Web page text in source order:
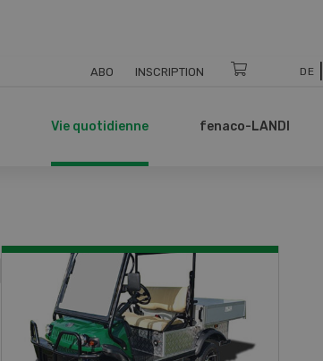
ABO INSCRIPTION DE
Vie quotidienne fenaco-LANDI